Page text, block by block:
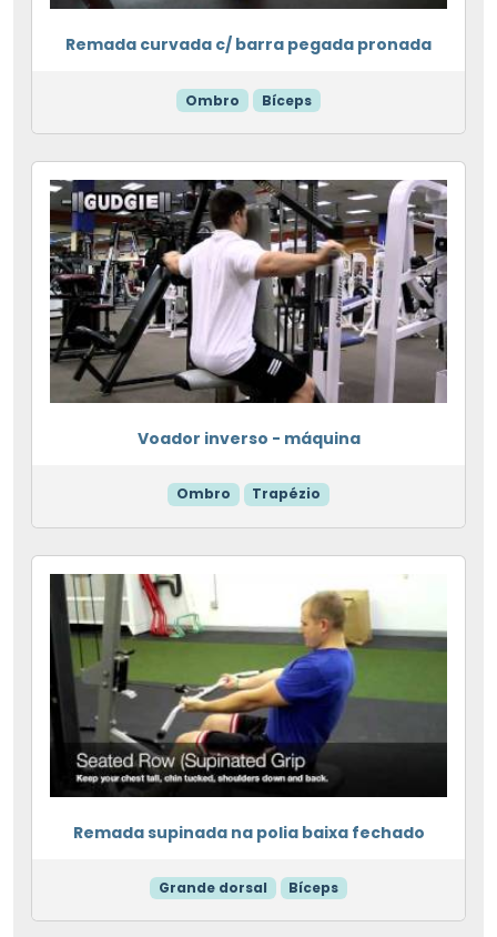
Remada curvada c/ barra pegada pronada
Ombro Bíceps
Voador inverso - máquina
Ombro Trapézio
Remada supinada na polia baixa fechado
Grande dorsal Bíceps